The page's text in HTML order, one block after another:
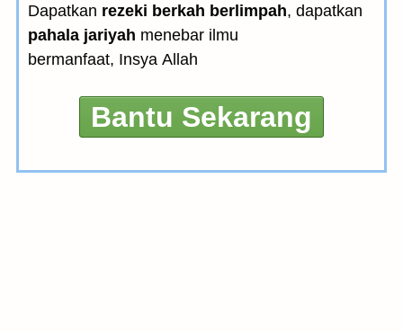
Dapatkan rezeki berkah berlimpah, dapatkan
pahala jariyah menebar ilmu
bermanfaat, Insya Allah
Bantu Sekarang